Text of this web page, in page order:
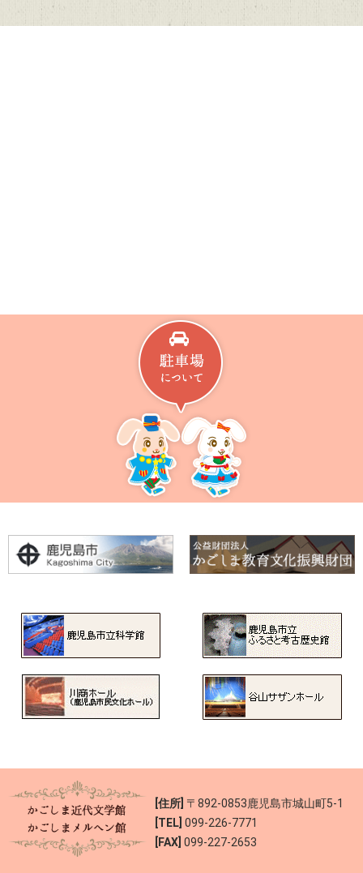
[住所] 〒892-0853鹿児島市城山町5-1
[TEL] 099-226-7771
[FAX] 099-227-2653